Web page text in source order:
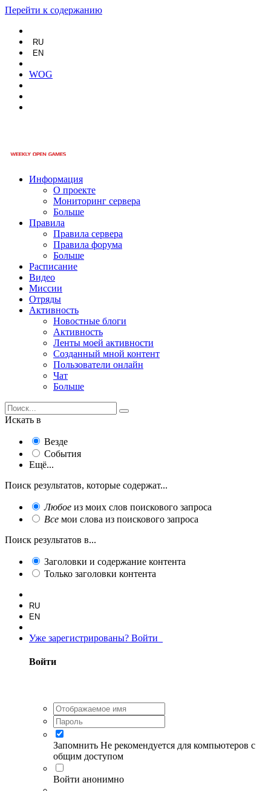
Перейти к содержанию
RU
EN
WOG
Информация
О проекте
Мониторинг сервера
Больше
Правила
Правила сервера
Правила форума
Больше
Расписание
Видео
Миссии
Отряды
Активность
Новостные блоги
Активность
Ленты моей активности
Созданный мной контент
Пользователи онлайн
Чат
Больше
Искать в
Везде
События
Ещё...
Поиск результатов, которые содержат...
Любое из моих слов поискового запроса
Все мои слова из поискового запроса
Поиск результатов в...
Заголовки и содержание контента
Только заголовки контента
RU
EN
Уже зарегистрированы? Войти
Войти
Запомнить Не рекомендуется для компьютеров с
общим доступом
Войти анонимно